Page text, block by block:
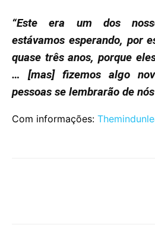
“Este era um dos
estávamos esperando, por
quase três anos, porque
… [mas] fizemos algo
pessoas se lembrarão de
Com informações: